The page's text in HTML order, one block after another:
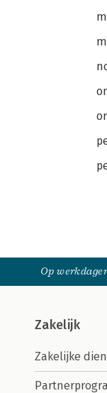
Op
Zakelijk
Zakelijke